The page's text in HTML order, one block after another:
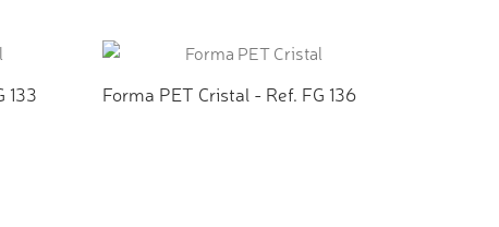
133 Forma PET Cristal - Ref. FG 136